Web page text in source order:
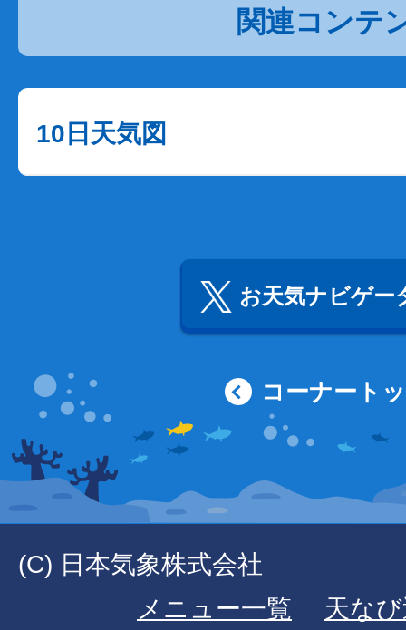
関連コンテ
10日天気図
お天気ナビゲー
コーナート
(C) 日本気象株式会社
メニュー一覧
天な